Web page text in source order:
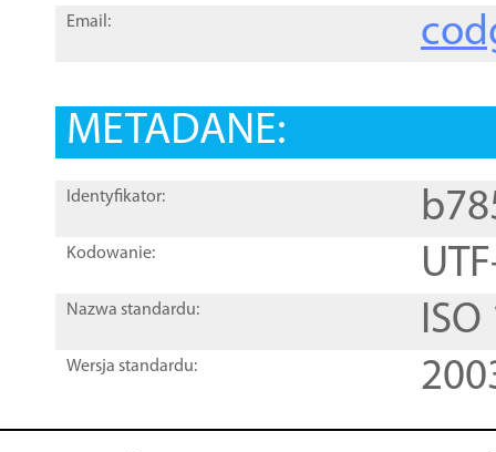
Email:
METADANE:
Identyfikator:
Kodowanie:
Nazwa standardu:
Wersja standardu: